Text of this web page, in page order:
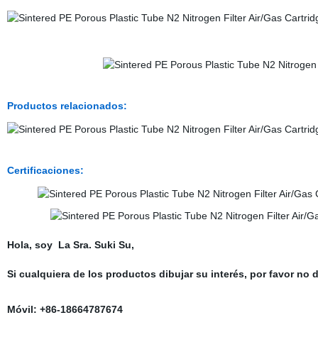
Productos relacionados:
Certificaciones:
Hola, soy La Sra. Suki Su,
Si cualquiera de los productos dibujar su interés, por favor no
Móvil: +86-18664787674